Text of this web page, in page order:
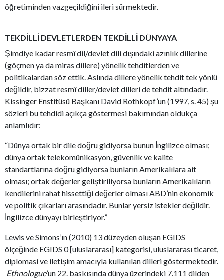
öğretiminden vazgeçildiğini ileri sürmektedir.
TEKDİLLİ DEVLETLERDEN TEKDİLLİ DÜNYAYA
Şimdiye kadar resmî dil/devlet dili dışındaki azınlık dillerine
(göçmen ya da miras dillere) yönelik tehditlerden ve
politikalardan söz ettik. Aslında dillere yönelik tehdit tek yönlü
değildir, bizzat resmî diller/devlet dilleri de tehdit altındadır.
Kissinger Enstitüsü Başkanı David Rothkopf’un (1997, s. 45) şu
sözleri bu tehdidi açıkça göstermesi bakımından oldukça
anlamlıdır:
“Dünya ortak bir dile doğru gidiyorsa bunun İngilizce olması;
dünya ortak telekomünikasyon, güvenlik ve kalite
standartlarına doğru gidiyorsa bunların Amerikalılara ait
olması; ortak değerler geliştiriliyorsa bunların Amerikalıların
kendilerini rahat hissettiği değerler olması ABD’nin ekonomik
ve politik çıkarları arasındadır. Bunlar yersiz istekler değildir.
İngilizce dünyayı birleştiriyor.”
Lewis ve Simons’ın (2010) 13 düzeyden oluşan EGIDS
ölçeğinde EGIDS 0 [uluslararası] kategorisi, uluslararası ticaret,
diplomasi ve iletişim amacıyla kullanılan dilleri göstermektedir.
Ethnologue’un 22. baskısında dünya üzerindeki 7.111 dilden